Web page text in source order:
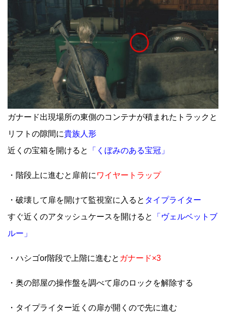
ガナード出現場所の東側のコンテナが積まれたトラックと
リフトの隙間に貴族人形
近くの宝箱を開けると
「くぼみのある宝冠」
・階段上に進むと扉前に ワイヤートラップ
・破壊して扉を開けて監視室に入ると タイプライター
すぐ近くのアタッシュケースを開けると
「ヴェルベットブ
ルー」
・ハシゴor階段で上階に進むと ガナード×3
・奥の部屋の操作盤を調べて扉のロックを解除する
・タイプライター近くの扉が開くので先に進む